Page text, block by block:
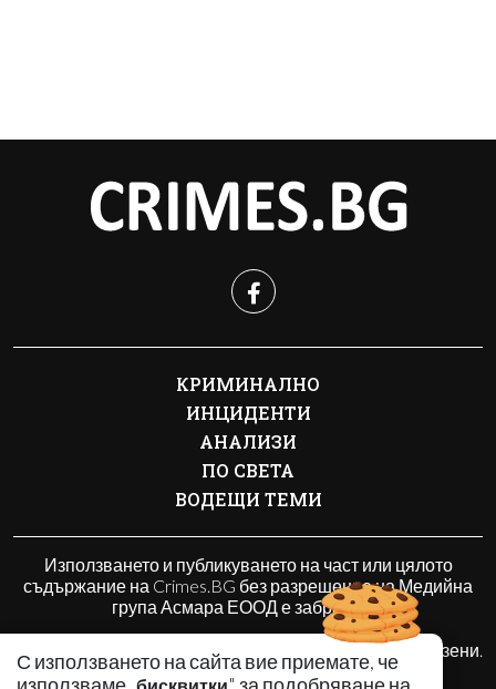
С използването на сайта вие приемате, че
КРИМИНАЛНО
ИНЦИДЕНТИ
АНАЛИЗИ
ПО СВЕТА
ВОДЕЩИ ТЕМИ
Използването и публикуването на част или цялото
съдържание на Crimes.BG без разрешение на Медийна
група Асмара ЕООД е забранено.
© 2010 - 2026 | Crimes.BG. Всички права запазени.